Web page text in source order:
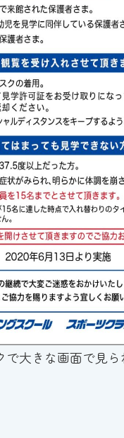
スイミングスクール
体験申し込みはこ
大きな画面で見ら